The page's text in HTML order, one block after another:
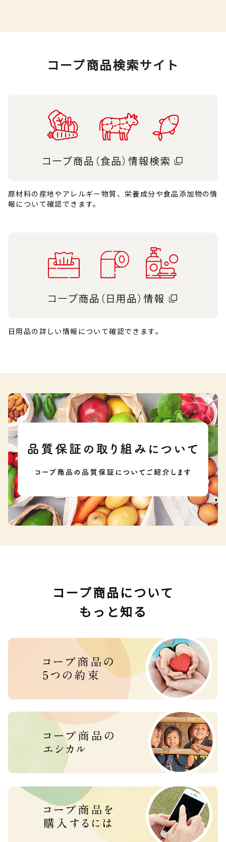
コープ商品検索サイト
原材料の産地やアレルギー物質、栄養成分や食品添加物の情
報について確認できます。
日用品の詳しい情報について確認できます。
コープ商品について
もっと知る